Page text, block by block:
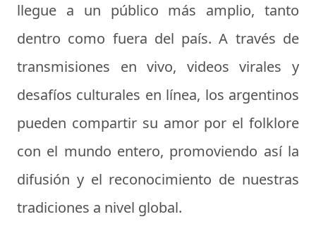
llegue a un público más amplio, tanto
dentro como fuera del país. A través de
transmisiones en vivo, videos virales y
desafíos culturales en línea, los argentinos
pueden compartir su amor por el folklore
con el mundo entero, promoviendo así la
difusión y el reconocimiento de nuestras
tradiciones a nivel global.